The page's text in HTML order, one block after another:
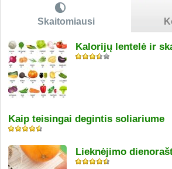
Skaitomiausi
Kalorijų lentelė ir
Kaip teisingai degintis soliariume
Lieknėjimo